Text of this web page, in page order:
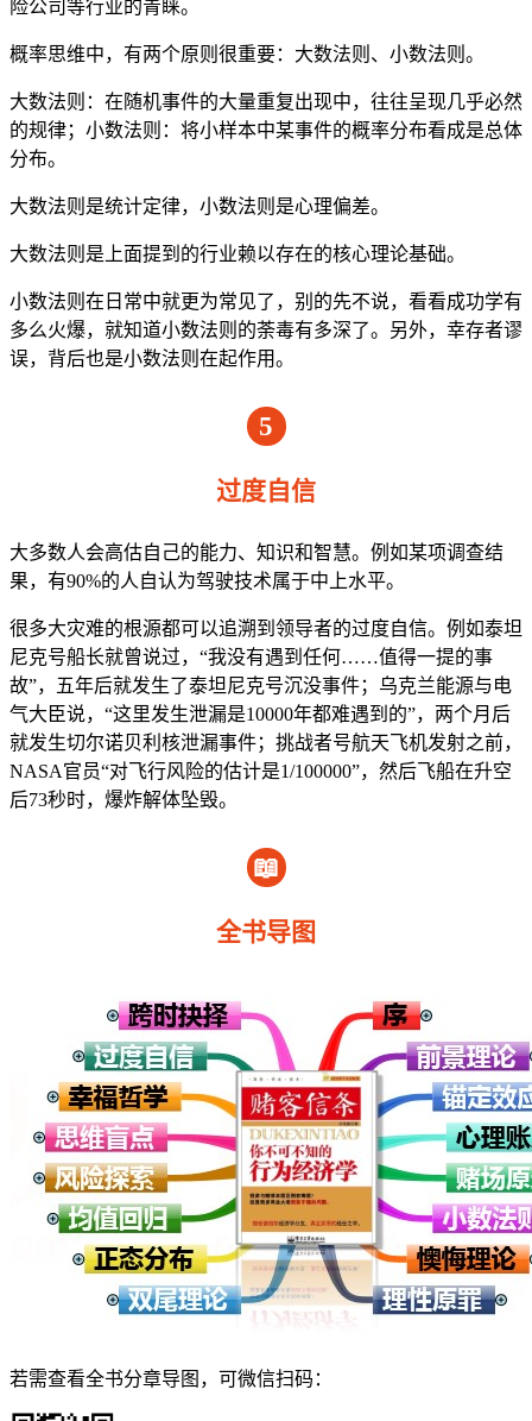
险公司等行业的青睐。
概率思维中，有两个原则很重要：大数法则、小数法则。
大数法则：在随机事件的大量重复出现中，往往呈现几乎必然
的规律；小数法则：将小样本中某事件的概率分布看成是总体
分布。
大数法则是统计定律，小数法则是心理偏差。
大数法则是上面提到的行业赖以存在的核心理论基础。
小数法则在日常中就更为常见了，别的先不说，看看成功学有
多么火爆，就知道小数法则的荼毒有多深了。另外，幸存者谬
误，背后也是小数法则在起作用。
5
过度自信
大多数人会高估自己的能力、知识和智慧。例如某项调查结
果，有90%的人自认为驾驶技术属于中上水平。
很多大灾难的根源都可以追溯到领导者的过度自信。例如泰坦
尼克号船长就曾说过，“我没有遇到任何……值得一提的事
故”，五年后就发生了泰坦尼克号沉没事件；乌克兰能源与电
气大臣说，“这里发生泄漏是10000年都难遇到的”，两个月后
就发生切尔诺贝利核泄漏事件；挑战者号航天飞机发射之前，
NASA官员“对飞行风险的估计是1/100000”，然后飞船在升空
后73秒时，爆炸解体坠毁。
📖
全书导图
若需查看全书分章导图，可微信扫码：